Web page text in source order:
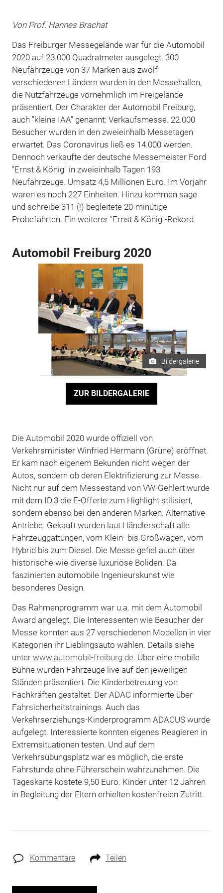
Von Prof. Hannes Brachat
Das Freiburger Messegelände war für die Automobil
2020 auf 23.000 Quadratmeter ausgelegt. 300
Neufahrzeuge von 37 Marken aus zwölf
verschiedenen Ländern wurden in den Messehallen,
die Nutzfahrzeuge vornehmlich im Freigelände
präsentiert. Der Charakter der Automobil Freiburg,
auch "kleine IAA" genannt: Verkaufsmesse. 22.000
Besucher wurden in den zweieinhalb Messetagen
erwartet. Das Coronavirus ließ es 14.000 werden.
Dennoch verkaufte der deutsche Messemeister Ford
"Ernst & König" in zweieinhalb Tagen 193
Neufahrzeuge. Umsatz 4,5 Millionen Euro. Im Vorjahr
waren es noch 227 Einheiten. Hinzu kommen sage
und schreibe 311 (!) begleitete 20-minütige
Probefahrten. Ein weiterer "Ernst & König"-Rekord.
Automobil Freiburg 2020
Bildergalerie
ZUR BILDERGALERIE
Die Automobil 2020 wurde offiziell von
Verkehrsminister Winfried Hermann (Grüne) eröffnet.
Er kam nach eigenem Bekunden nicht wegen der
Autos, sondern ob deren Elektrifizierung zur Messe.
Nicht nur auf dem Messestand von VW-Gehlert wurde
mit dem ID.3 die E-Offerte zum Highlight stilisiert,
sondern ebenso bei den anderen Marken. Alternative
Antriebe. Gekauft wurden laut Händlerschaft alle
Fahrzeuggattungen, vom Klein- bis Großwagen, vom
Hybrid bis zum Diesel. Die Messe gefiel auch über
historische wie diverse luxuriöse Boliden. Da
faszinierten automobile Ingenieurskunst wie
besonderes Design.
Das Rahmenprogramm war u.a. mit dem Automobil
Award angelegt. Die Interessenten wie Besucher der
Messe konnten aus 27 verschiedenen Modellen in vier
Kategorien ihr Lieblingsauto wählen. Details siehe
unter www.automobil-freiburg.de. Über eine mobile
Bühne wurden Fahrzeuge live auf den jeweiligen
Ständen präsentiert. Die Kinderbetreuung von
Fachkräften gestaltet. Der ADAC informierte über
Fahrsicherheitstrainings. Auch das
Verkehrserziehungs-Kinderprogramm ADACUS wurde
aufgelegt. Interessierte konnten eigenes Reagieren in
Extremsituationen testen. Und auf dem
Verkehrsübungsplatz war es möglich, die erste
Fahrstunde ohne Führerschein wahrzunehmen. Die
Tageskarte kostete 9,50 Euro. Kinder unter 12 Jahren
in Begleitung der Eltern erhielten kostenfreien Zutritt.
Kommentare Teilen